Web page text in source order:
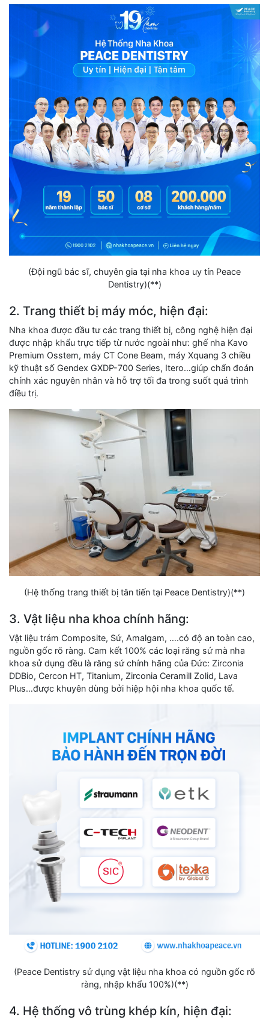
(Đội ngũ bác sĩ, chuyên gia tại nha khoa uy tín Peace
Dentistry)(**)
2. Trang thiết bị máy móc, hiện đại:
Nha khoa được đầu tư các trang thiết bị, công nghệ hiện đại
được nhập khẩu trực tiếp từ nước ngoài như: ghế nha Kavo
Premium Osstem, máy CT Cone Beam, máy Xquang 3 chiều
kỹ thuật số Gendex GXDP-700 Series, Itero…giúp chẩn đoán
chính xác nguyên nhân và hỗ trợ tối đa trong suốt quá trình
điều trị.
(Hệ thống trang thiết bị tân tiến tại Peace Dentistry)(**)
3. Vật liệu nha khoa chính hãng:
Vật liệu trám Composite, Sứ, Amalgam, ….có độ an toàn cao,
nguồn gốc rõ ràng. Cam kết 100% các loại răng sứ mà nha
khoa sử dụng đều là răng sứ chính hãng của Đức: Zirconia
DDBio, Cercon HT, Titanium, Zirconia Ceramill Zolid, Lava
Plus…được khuyên dùng bởi hiệp hội nha khoa quốc tế.
(Peace Dentistry sử dụng vật liệu nha khoa có nguồn gốc rõ
ràng, nhập khẩu 100%)(**)
4. Hệ thống vô trùng khép kín, hiện đại: